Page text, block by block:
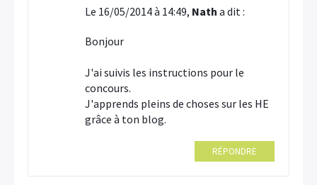
Le 16/05/2014 à 14:49, Nath a dit :
Bonjour
J'ai suivis les instructions pour le
concours.
J'apprends pleins de choses sur les HE
grâce à ton blog.
RÉPONDRE